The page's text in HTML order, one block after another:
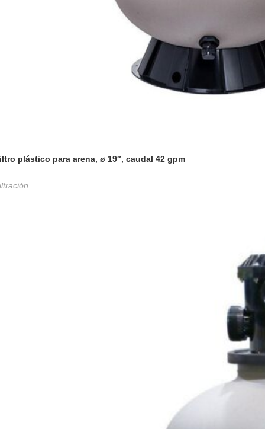
plástico para arena, ø 19″, caudal 42 gpm